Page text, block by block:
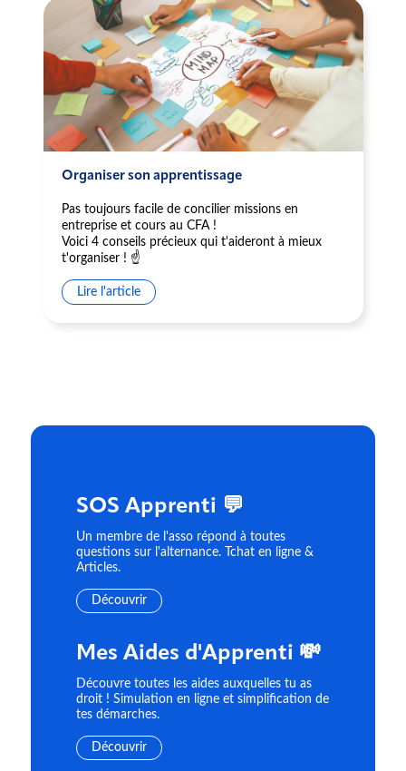
Organiser son apprentissage
Pas toujours facile de concilier missions en
entreprise et cours au CFA !
Voici 4 conseils précieux qui t'aideront à mieux
t'organiser ! ☝️
Lire l'article
SOS Apprenti 💬
Un membre de l'asso répond à toutes
questions sur l'alternance. Tchat en ligne &
Articles.
Découvrir
Mes Aides d'Apprenti 💸
Découvre toutes les aides auxquelles tu as
droit ! Simulation en ligne et simplification de
tes démarches.
Découvrir